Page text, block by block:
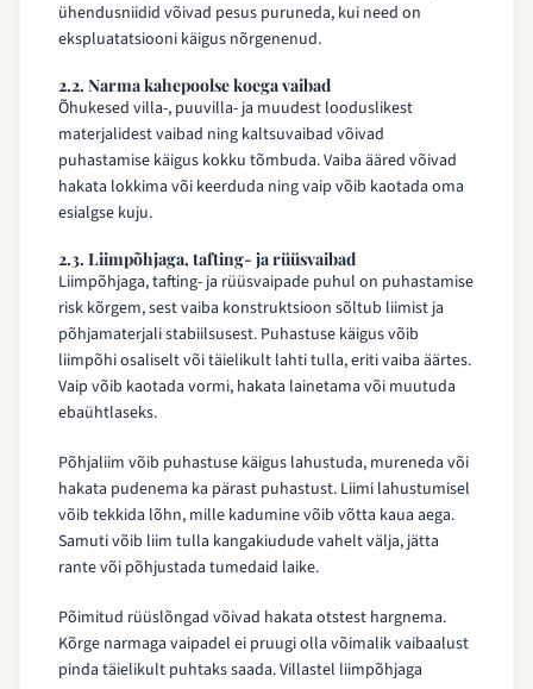
ühendusniidid võivad pesus puruneda, kui need on
ekspluatatsiooni käigus nõrgenenud.
2.2. Narma kahepoolse koega vaibad
Õhukesed villa-, puuvilla- ja muudest looduslikest
materjalidest vaibad ning kaltsuvaibad võivad
puhastamise käigus kokku tõmbuda. Vaiba ääred võivad
hakata lokkima või keerduda ning vaip võib kaotada oma
esialgse kuju.
2.3. Liimpõhjaga, tafting- ja rüüsvaibad
Liimpõhjaga, tafting- ja rüüsvaipade puhul on puhastamise
risk kõrgem, sest vaiba konstruktsioon sõltub liimist ja
põhjamaterjali stabiilsusest. Puhastuse käigus võib
liimpõhi osaliselt või täielikult lahti tulla, eriti vaiba äärtes.
Vaip võib kaotada vormi, hakata lainetama või muutuda
ebaühtlaseks.
Põhjaliim võib puhastuse käigus lahustuda, mureneda või
hakata pudenema ka pärast puhastust. Liimi lahustumisel
võib tekkida lõhn, mille kadumine võib võtta kaua aega.
Samuti võib liim tulla kangakiudude vahelt välja, jätta
rante või põhjustada tumedaid laike.
Põimitud rüüslõngad võivad hakata otstest hargnema.
Kõrge narmaga vaipadel ei pruugi olla võimalik vaibaalust
pinda täielikult puhtaks saada. Villastel liimpõhjaga